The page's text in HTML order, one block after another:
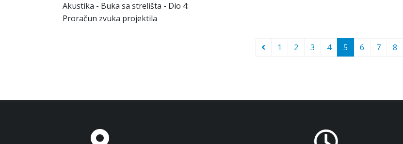
Akustika - Buka sa strelišta - Dio 4:
Proračun zvuka projektila
1 2 3 4 5 6 7 8